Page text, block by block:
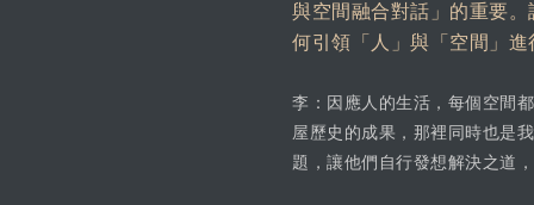
與空間融合對話」的重要
何引領「人」與「空間」進
李：因應人的生活，每個空間
屋歷史的成果，那裡同時也是
題，讓他們自行發想解決之道